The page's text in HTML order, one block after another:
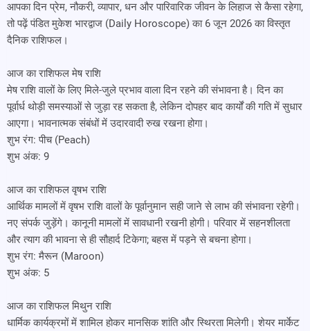
आपका दिन प्रेम, नौकरी, व्यापार, धन और पारिवारिक जीवन के लिहाज से कैसा रहेगा,
तो पढ़ें पंडित मुकेश भारद्वाज (Daily Horoscope) का 6 जून 2026 का विस्तृत
दैनिक राशिफल।
आज का राशिफल मेष राशि
मेष राशि वालों के लिए मिले-जुले प्रभाव वाला दिन रहने की संभावना है। दिन का
पूर्वार्ध थोड़ी समस्याओं से जुड़ा रह सकता है, लेकिन दोपहर बाद कार्यों की गति में सुधार
आएगा। भावनात्मक संबंधों में उदारवादी रुख रखना होगा।
शुभ रंग: पीच (Peach)
शुभ अंक: 9
आज का राशिफल वृषभ राशि
आर्थिक मामलों में वृषभ राशि वालों के पूर्वानुमान सही जाने से लाभ की संभावना रहेगी।
नए संपर्क जुड़ेंगे। कानूनी मामलों में सावधानी रखनी होगी। परिवार में सहनशीलता
और त्याग की भावना से ही सौहार्द टिकेगा; बहस में पड़ने से बचना होगा।
शुभ रंग: मैरून (Maroon)
शुभ अंक: 5
आज का राशिफल मिथुन राशि
धार्मिक कार्यक्रमों में शामिल होकर मानसिक शांति और स्थिरता मिलेगी। शेयर मार्केट